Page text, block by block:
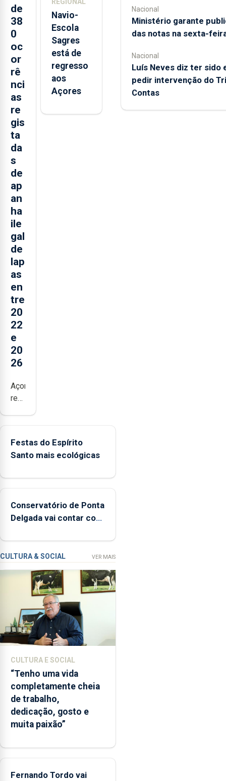
de
38
0
oc
or
rê
nci
as
re
gis
ta
da
s
de
ap
an
ha
ile
gal
de
lap
as
en
tre
20
22
e
20
26
Açores
registaram
ocorrências
e
inspeções
relacionadas
a
apanha
ilegal
2022
e
2026.
ilha
das
Flores
apresenta
um
“decréscimo
da
entre
Navio-
Escola
Sagres
está de
regresso
aos
Açores
Festas do Espírito
Santo mais ecológicas
Conservatório de Ponta
Delgada vai contar com
CULTURA & SOCIAL VER MAIS
CULTURA E SOCIAL
“Tenho uma vida
completamente cheia
de trabalho,
dedicação, gosto e
muita paixão”
Fernando Tordo vai
Nacional
Ministério garante
das notas na sexta-
Nacional
Luís Neves diz ter sido
pedir intervenção do
Contas